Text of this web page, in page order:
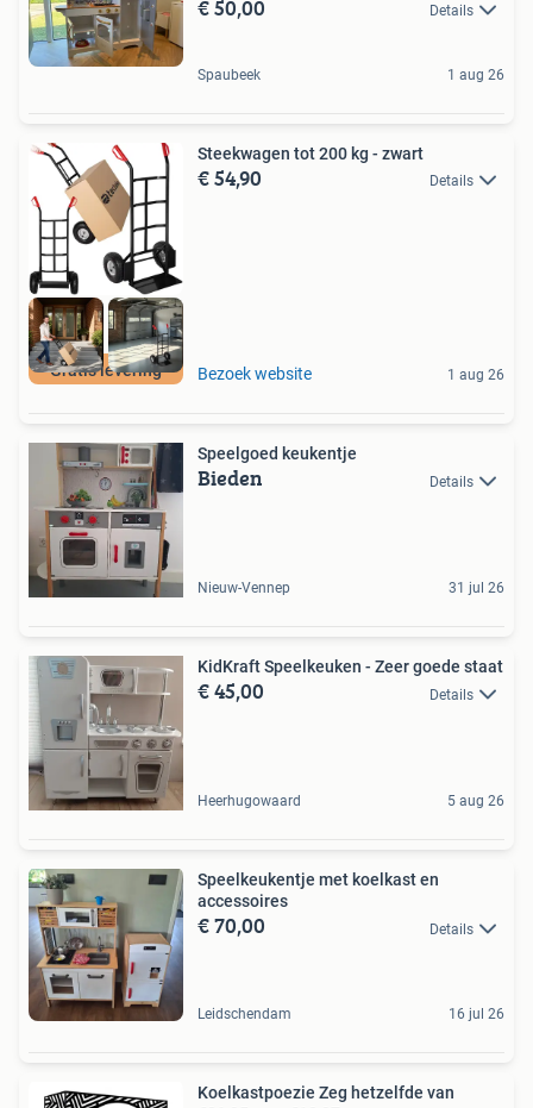
€ 50,00 Details
Spaubeek 1 aug 26
Gratis levering
Steekwagen tot 200 kg - zwart
€ 54,90 Details
Bezoek website 1 aug 26
Speelgoed keukentje
Bieden Details
Nieuw-Vennep 31 jul 26
KidKraft Speelkeuken - Zeer goede staat
€ 45,00 Details
Heerhugowaard 5 aug 26
Speelkeukentje met koelkast en
accessoires
€ 70,00 Details
Leidschendam 16 jul 26
Koelkastpoezie Zeg hetzelfde van